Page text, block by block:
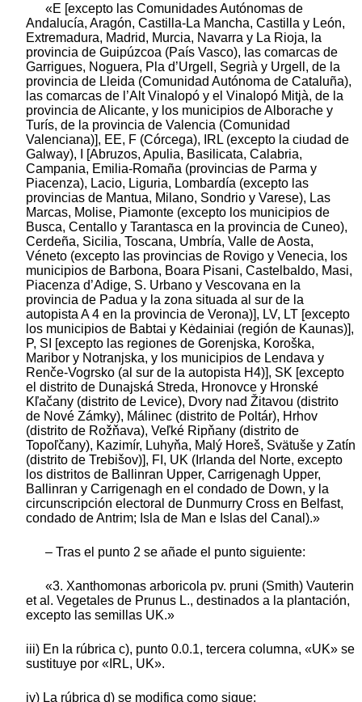
«E [excepto las Comunidades Autónomas de
Andalucía, Aragón, Castilla-La Mancha, Castilla y León,
Extremadura, Madrid, Murcia, Navarra y La Rioja, la
provincia de Guipúzcoa (País Vasco), las comarcas de
Garrigues, Noguera, Pla d’Urgell, Segrià y Urgell, de la
provincia de Lleida (Comunidad Autónoma de Cataluña),
las comarcas de l’Alt Vinalopó y el Vinalopó Mitjà, de la
provincia de Alicante, y los municipios de Alborache y
Turís, de la provincia de Valencia (Comunidad
Valenciana)], EE, F (Córcega), IRL (excepto la ciudad de
Galway), I [Abruzos, Apulia, Basilicata, Calabria,
Campania, Emilia-Romaña (provincias de Parma y
Piacenza), Lacio, Liguria, Lombardía (excepto las
provincias de Mantua, Milano, Sondrio y Varese), Las
Marcas, Molise, Piamonte (excepto los municipios de
Busca, Centallo y Tarantasca en la provincia de Cuneo),
Cerdeña, Sicilia, Toscana, Umbría, Valle de Aosta,
Véneto (excepto las provincias de Rovigo y Venecia, los
municipios de Barbona, Boara Pisani, Castelbaldo, Masi,
Piacenza d’Adige, S. Urbano y Vescovana en la
provincia de Padua y la zona situada al sur de la
autopista A 4 en la provincia de Verona)], LV, LT [excepto
los municipios de Babtai y Kėdainiai (región de Kaunas)],
P, SI [excepto las regiones de Gorenjska, Koroška,
Maribor y Notranjska, y los municipios de Lendava y
Renče-Vogrsko (al sur de la autopista H4)], SK [excepto
el distrito de Dunajská Streda, Hronovce y Hronské
Kľačany (distrito de Levice), Dvory nad Žitavou (distrito
de Nové Zámky), Málinec (distrito de Poltár), Hrhov
(distrito de Rožňava), Veľké Ripňany (distrito de
Topoľčany), Kazimír, Luhyňa, Malý Horeš, Svätuše y Zatín
(distrito de Trebišov)], FI, UK (Irlanda del Norte, excepto
los distritos de Ballinran Upper, Carrigenagh Upper,
Ballinran y Carrigenagh en el condado de Down, y la
circunscripción electoral de Dunmurry Cross en Belfast,
condado de Antrim; Isla de Man e Islas del Canal).»
– Tras el punto 2 se añade el punto siguiente:
«3. Xanthomonas arboricola pv. pruni (Smith) Vauterin
et al. Vegetales de Prunus L., destinados a la plantación,
excepto las semillas UK.»
iii) En la rúbrica c), punto 0.0.1, tercera columna, «UK» se
sustituye por «IRL, UK».
iv) La rúbrica d) se modifica como sigue: